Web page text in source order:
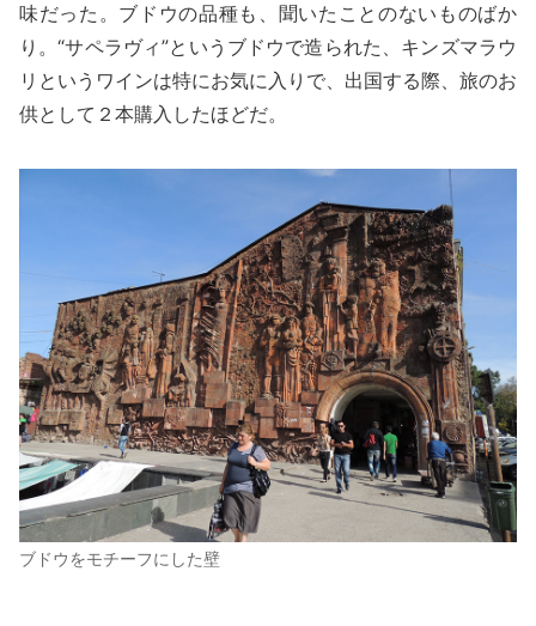
味だった。ブドウの品種も、聞いたことのないものばか
り。“サペラヴィ”というブドウで造られた、キンズマラウ
リというワインは特にお気に入りで、出国する際、旅のお
供として２本購入したほどだ。
ブドウをモチーフにした壁